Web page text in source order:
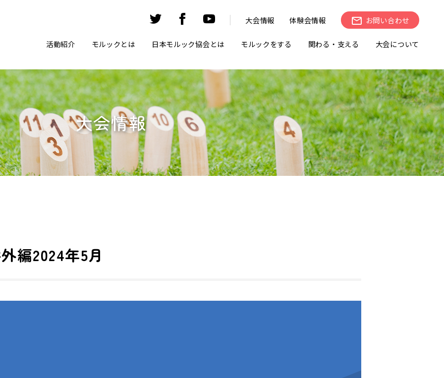
大会情報 体験会情報 お問い合わせ
活動紹介 モルックとは 日本モルック協会とは モルックをする 関わる・支える 大会について
大会情報
編2024年5月